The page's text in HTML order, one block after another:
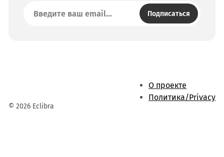
Подписаться
© 2026 Eclibra
О проекте
Политика/Privacy